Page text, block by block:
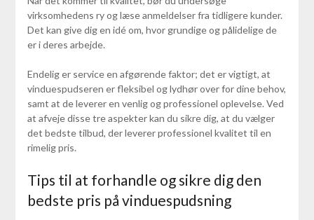
virksomhedens ry og læse anmeldelser fra tidligere kunder.
Det kan give dig en idé om, hvor grundige og pålidelige de
er i deres arbejde.
Endelig er service en afgørende faktor; det er vigtigt, at
vinduespudseren er fleksibel og lydhør over for dine behov,
samt at de leverer en venlig og professionel oplevelse. Ved
at afveje disse tre aspekter kan du sikre dig, at du vælger
det bedste tilbud, der leverer professionel kvalitet til en
rimelig pris.
Tips til at forhandle og sikre dig den
bedste pris på vinduespudsning